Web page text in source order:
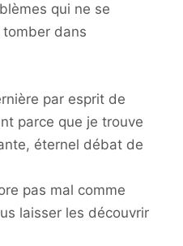
qui ne se
dans
par esprit de
parce que je trouve
éternel débat de
pas mal comme
laisser les découvrir